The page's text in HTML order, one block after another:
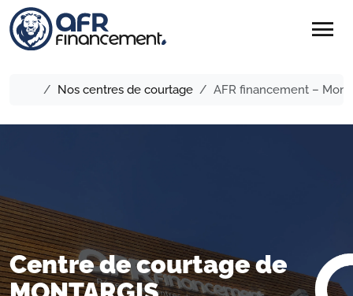
menu
Nos centres de courtage AFR financement –
Centre de courtage de